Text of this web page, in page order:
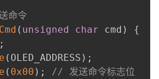
命令
( unsigned char cmd )
{
;
( OLED_ADDRESS ) ;
( 0x00 ) ;
// 发送命令标志位